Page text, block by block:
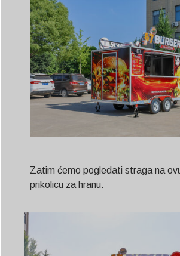
Zatim ćemo pogledati straga na
prikolicu za hranu.